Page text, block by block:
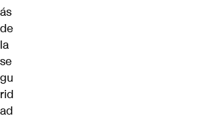
ás
de
la
se
gu
rid
ad